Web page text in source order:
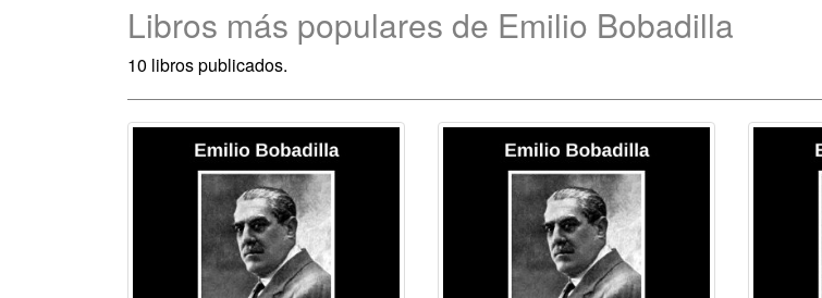
Libros más populares de Emilio Bobadilla
10 libros publicados.